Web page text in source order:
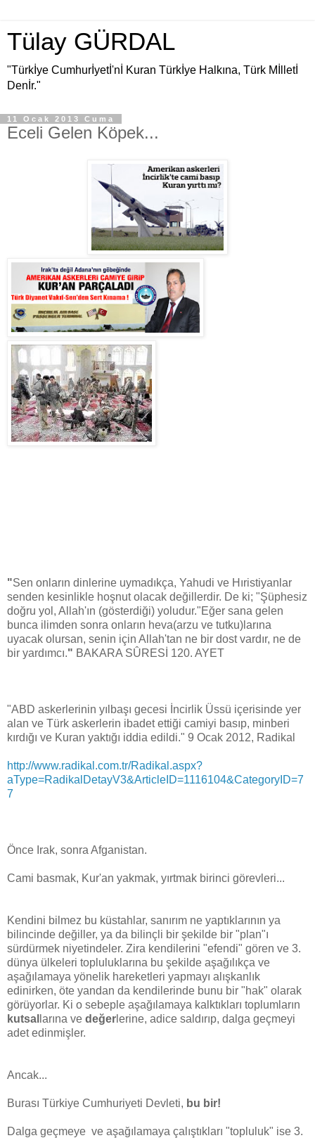
Tülay GÜRDAL
"Türkİye Cumhurİyetİ'nİ Kuran Türkİye Halkına, Türk Mİlletİ
Denİr."
11 Ocak 2013 Cuma
Eceli Gelen Köpek...
"Sen onların dinlerine uymadıkça, Yahudi ve Hıristiyanlar
senden kesinlikle hoşnut olacak değillerdir. De ki; "Şüphesiz
doğru yol, Allah'ın (gösterdiği) yoludur."Eğer sana gelen
bunca ilimden sonra onların heva(arzu ve tutku)larına
uyacak olursan, senin için Allah'tan ne bir dost vardır, ne de
bir yardımcı." BAKARA SÛRESİ 120. AYET
"ABD askerlerinin yılbaşı gecesi İncirlik Üssü içerisinde yer
alan ve Türk askerlerin ibadet ettiği camiyi basıp, minberi
kırdığı ve Kuran yaktığı iddia edildi." 9 Ocak 2012, Radikal
http://www.radikal.com.tr/Radikal.aspx?
aType=RadikalDetayV3&ArticleID=1116104&CategoryID=7
7
Önce Irak, sonra Afganistan.
Cami basmak, Kur'an yakmak, yırtmak birinci görevleri...
Kendini bilmez bu küstahlar, sanırım ne yaptıklarının ya
bilincinde değiller, ya da bilinçli bir şekilde bir "plan"ı
sürdürmek niyetindeler. Zira kendilerini "efendi" gören ve 3.
dünya ülkeleri topluluklarına bu şekilde aşağılıkça ve
aşağılamaya yönelik hareketleri yapmayı alışkanlık
edinirken, öte yandan da kendilerinde bunu bir "hak" olarak
görüyorlar. Ki o sebeple aşağılamaya kalktıkları toplumların
kutsal larına ve değer lerine, adice saldırıp, dalga geçmeyi
adet edinmişler.
Ancak...
Burası Türkiye Cumhuriyeti Devleti, bu bir!
Dalga geçmeye ve aşağılamaya çalıştıkları "topluluk" ise 3.